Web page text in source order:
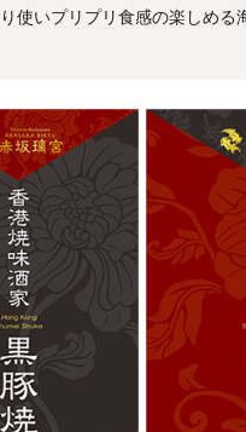
使いプリプリ食感の楽しめる